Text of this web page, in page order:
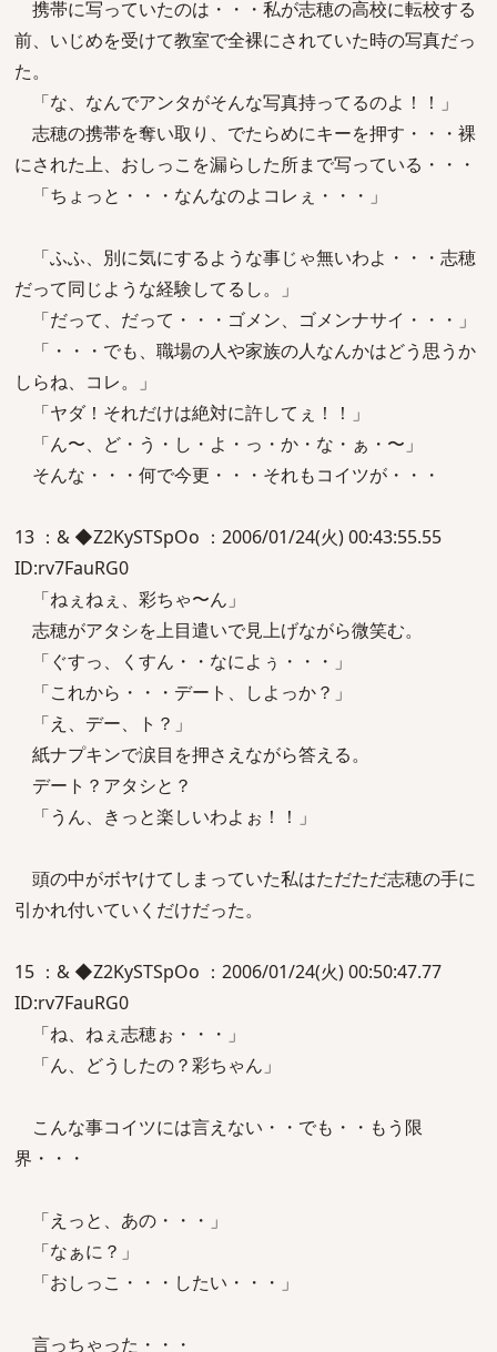
携帯に写っていたのは・・・私が志穂の高校に転校する
前、いじめを受けて教室で全裸にされていた時の写真だっ
た。
「な、なんでアンタがそんな写真持ってるのよ！！」
志穂の携帯を奪い取り、でたらめにキーを押す・・・裸
にされた上、おしっこを漏らした所まで写っている・・・
「ちょっと・・・なんなのよコレぇ・・・」
「ふふ、別に気にするような事じゃ無いわよ・・・志穂
だって同じような経験してるし。」
「だって、だって・・・ゴメン、ゴメンナサイ・・・」
「・・・でも、職場の人や家族の人なんかはどう思うか
しらね、コレ。」
「ヤダ！それだけは絶対に許してぇ！！」
「ん〜、ど・う・し・よ・っ・か・な・ぁ・〜」
そんな・・・何で今更・・・それもコイツが・・・
13 ：& ◆Z2KySTSpOo ：2006/01/24(火) 00:43:55.55
ID:rv7FauRG0
「ねぇねぇ、彩ちゃ〜ん」
志穂がアタシを上目遣いで見上げながら微笑む。
「ぐすっ、くすん・・なによぅ・・・」
「これから・・・デート、しよっか？」
「え、デー、ト？」
紙ナプキンで涙目を押さえながら答える。
デート？アタシと？
「うん、きっと楽しいわよぉ！！」
頭の中がボヤけてしまっていた私はただただ志穂の手に
引かれ付いていくだけだった。
15 ：& ◆Z2KySTSpOo ：2006/01/24(火) 00:50:47.77
ID:rv7FauRG0
「ね、ねぇ志穂ぉ・・・」
「ん、どうしたの？彩ちゃん」
こんな事コイツには言えない・・でも・・もう限
界・・・
「えっと、あの・・・」
「なぁに？」
「おしっこ・・・したい・・・」
言っちゃった・・・